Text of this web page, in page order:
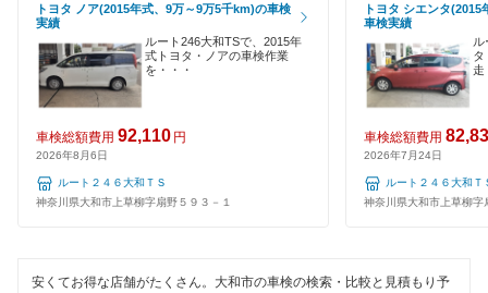
秦野市
平塚市
藤沢市
三浦郡
EV車OK
120分以内の車検
1日車検
夜間受付
整備保証
コンピューター診断
安心WE！車検
トヨタ ノア(2015年式、9万～9万5千km)の車検
実績
ルート246大和TSで、2015年
式トヨタ・ノアの車検作業
を・・・
車検総額費用 92,110 円
2026年8月6日
ルート２４６大和ＴＳ
神奈川県大和市上草柳字扇野５９３－１
トヨタ シエンタ
車検実績
ル
タ
走
車検総額費用
2026年7月24日
ルート２４６大和Ｔ
神奈川県大和市上草柳字
安くてお得な店舗がたくさん。大和市の車検の検索・比較と見積もり予